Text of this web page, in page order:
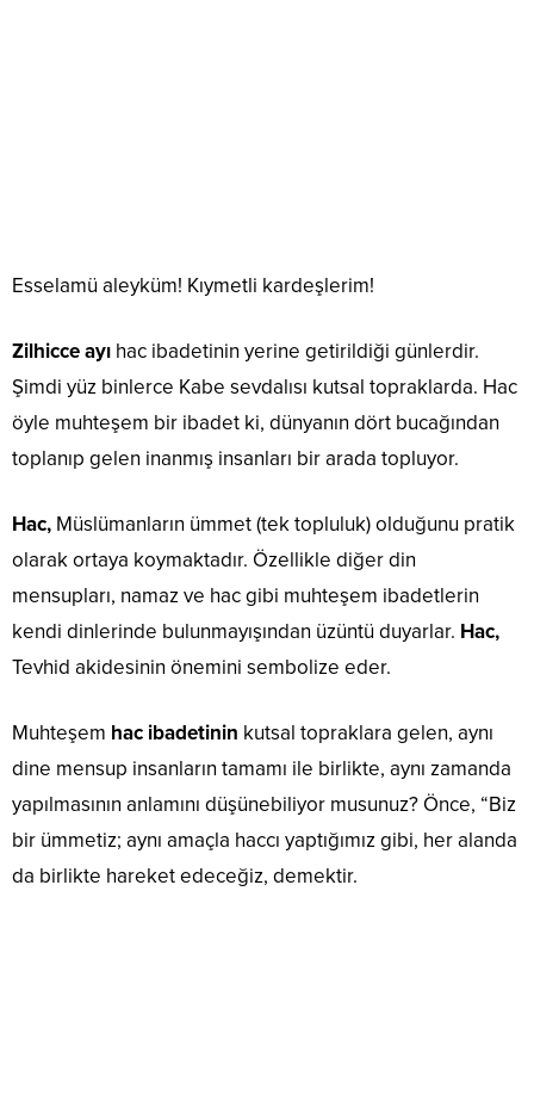
Esselamü aleyküm! Kıymetli kardeşlerim!
Zilhicce ayı hac ibadetinin yerine getirildiği günlerdir.
Şimdi yüz binlerce Kabe sevdalısı kutsal topraklarda. Hac
öyle muhteşem bir ibadet ki, dünyanın dört bucağından
toplanıp gelen inanmış insanları bir arada topluyor.
Hac, Müslümanların ümmet (tek topluluk) olduğunu pratik
olarak ortaya koymaktadır. Özellikle diğer din
mensupları, namaz ve hac gibi muhteşem ibadetlerin
kendi dinlerinde bulunmayışından üzüntü duyarlar. Hac,
Tevhid akidesinin önemini sembolize eder.
Muhteşem hac ibadetinin kutsal topraklara gelen, aynı
dine mensup insanların tamamı ile birlikte, aynı zamanda
yapılmasının anlamını düşünebiliyor musunuz? Önce, “Biz
bir ümmetiz; aynı amaçla haccı yaptığımız gibi, her alanda
da birlikte hareket edeceğiz, demektir.